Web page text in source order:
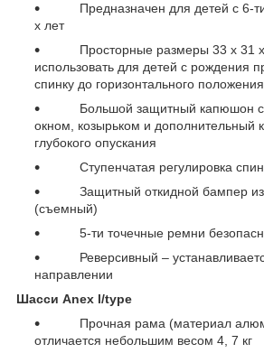
Предназначен для детей с 6-
х лет
Просторные размеры 33 х 31
использовать для детей с рождения
спинку до горизонтального положения
Большой защитный капюшон с
окном, козырьком и дополнительный
глубокого опускания
Ступенчатая регулировка
Защитный откидной бампер из
(съемный)
5-ти точечные ремни
Реверсивный –
направлении
Шасси Anex l/type
Прочная рама (материал
отличается небольшим весом 4, 7 кг